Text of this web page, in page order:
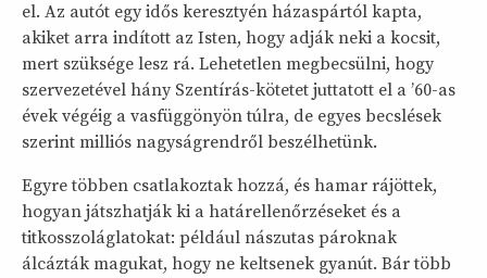
el. Az autót egy idős keresztyén házaspártól kapta,
akiket arra indított az Isten, hogy adják neki a kocsit,
mert szüksége lesz rá. Lehetetlen megbecsülni, hogy
szervezetével hány Szentírás-kötetet juttatott el a ’60-as
évek végéig a vasfüggönyön túlra, de egyes becslések
szerint milliós nagyságrendről beszélhetünk.
Egyre többen csatlakoztak hozzá, és hamar rájöttek,
hogyan játszhatják ki a határellenőrzéseket és a
titkosszoláglatokat: például nászutas pároknak
álcázták magukat, hogy ne keltsenek gyanút. Bár több